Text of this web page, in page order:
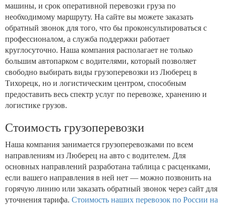
машины, и срок оперативной перевозки груза по
необходимому маршруту. На сайте вы можете заказать
обратный звонок для того, что бы проконсультироваться с
профессионалом, а служба поддержки работает
круглосуточно. Наша компания располагает не только
большим автопарком с водителями, который позволяет
свободно выбирать виды грузоперевозки из Люберец в
Тихорецк, но и логистическим центром, способным
предоставить весь спектр услуг по перевозке, хранению и
логистике грузов.
Стоимость грузоперевозки
Наша компания занимается грузоперевозками по всем
направлениям из Люберец на авто с водителем. Для
основных направлений разработана таблица с расценками,
если вашего направления в ней нет — можно позвонить на
горячую линию или заказать обратный звонок через сайт для
уточнения тарифа. Стоимость наших перевозок по России на